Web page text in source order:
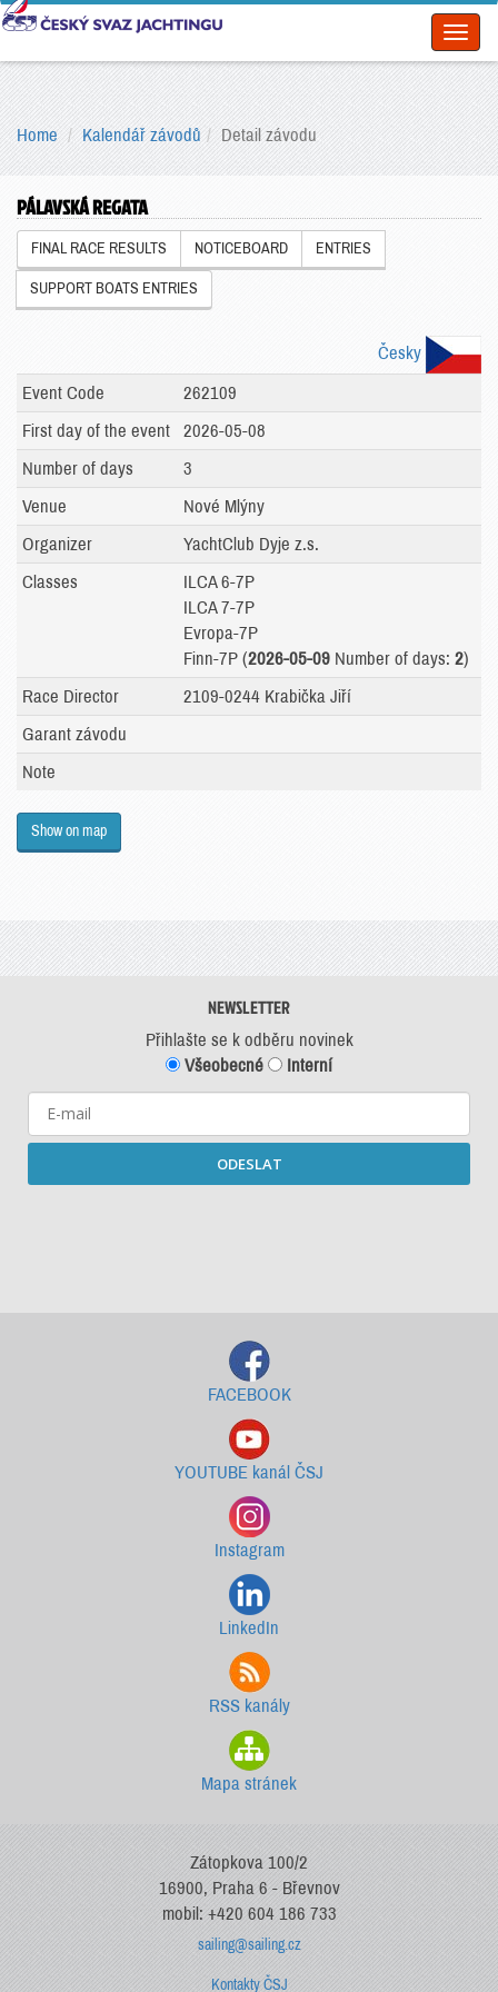
Home Kalendář závodů Detail závodu
PÁLAVSKÁ REGATA
FINAL RACE RESULTS NOTICEBOARD ENTRIES
SUPPORT BOATS ENTRIES
Česky
Event Code
262109
First day of the event
2026-05-08
Number of days
3
Venue
Nové Mlýny
Organizer
YachtClub Dyje z.s.
Classes
ILCA 6-7P
ILCA 7-7P
Evropa-7P
Finn-7P (2026-05-09 Number of days: 2)
Race Director
2109-0244 Krabička Jiří
Garant závodu
Note
Show on map
NEWSLETTER
Přihlašte se k odběru novinek
Všeobecné
Interní
ODESLAT
FACEBOOK
YOUTUBE kanál ČSJ
Instagram
LinkedIn
RSS kanály
Mapa stránek
Zátopkova 100/2
16900, Praha 6 - Břevnov
mobil: +420 604 186 733
sailing@sailing.cz
Kontakty ČSJ